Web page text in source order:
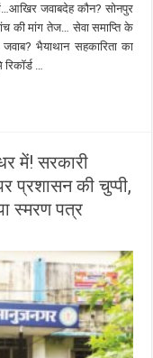
जवाबदेह कौन? सोनपुर
की मांग तेज… सेवा समाप्ति के
जवाब? भैयाथान सहकारिता का
…
में! सरकारी
प्रशासन की चुप्पी,
स्मरण पत्र